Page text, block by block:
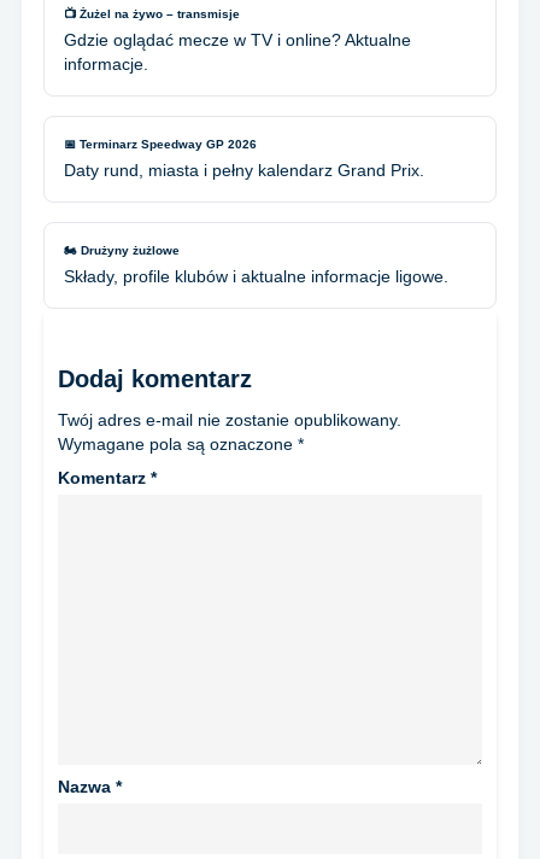
📺 Żużel na żywo – transmisje
Gdzie oglądać mecze w TV i online? Aktualne
informacje.
📅 Terminarz Speedway GP 2026
Daty rund, miasta i pełny kalendarz Grand Prix.
🏍️ Drużyny żużlowe
Składy, profile klubów i aktualne informacje ligowe.
Dodaj komentarz
Twój adres e-mail nie zostanie opublikowany.
Wymagane pola są oznaczone *
Komentarz *
Nazwa *